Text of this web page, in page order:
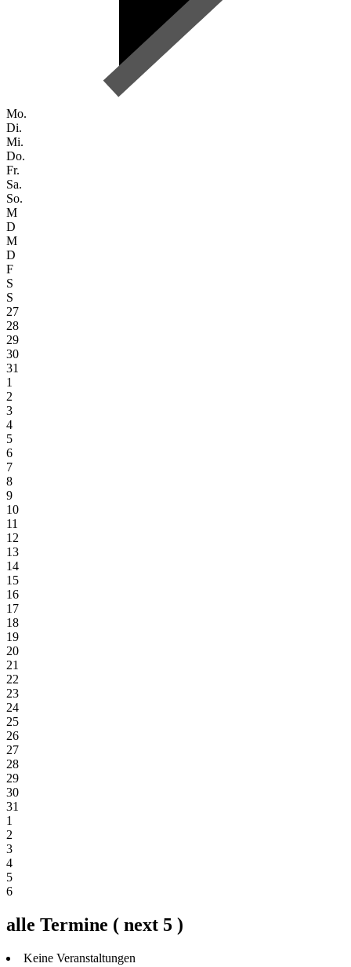
Mo.
Di.
Mi.
Do.
Fr.
Sa.
So.
M
D
M
D
F
S
S
27
28
29
30
31
1
2
3
4
5
6
7
8
9
10
11
12
13
14
15
16
17
18
19
20
21
22
23
24
25
26
27
28
29
30
31
1
2
3
4
5
6
alle Termine ( next 5 )
Keine Veranstaltungen